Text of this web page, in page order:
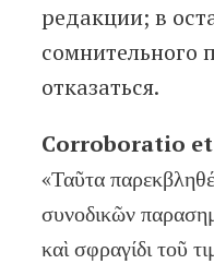
редакции; в
сомнительного
отказаться.
Corroboratio
«Ταῦτα
συνοδικῶν
καὶ σφραγίδι τοῦ